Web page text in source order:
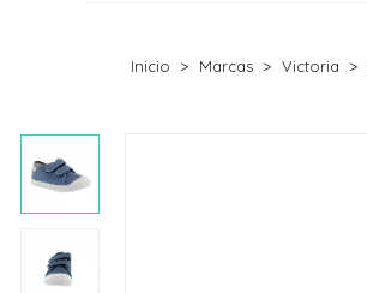
Inicio Marcas Victoria